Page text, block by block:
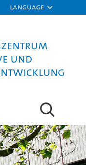
Language
und